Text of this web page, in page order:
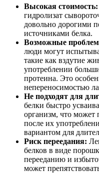
Высокая стоимость:
гидролизат
довольно дорогими
источниками белка.
Возможные
люди могут
такие как вздутие
употреблении
протеина. Это
непереносимостью
Не подходят для
белки быстро
организм, что может
после их
вариантом для
Риск переедания:
белков в виде
перееданию и
может